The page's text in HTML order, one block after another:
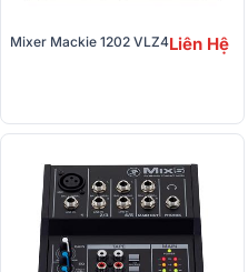
Mixer Mackie 1202 VLZ4Liên Hệ